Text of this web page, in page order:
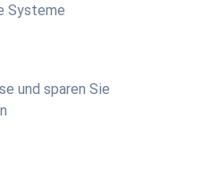
Systeme
und sparen Sie